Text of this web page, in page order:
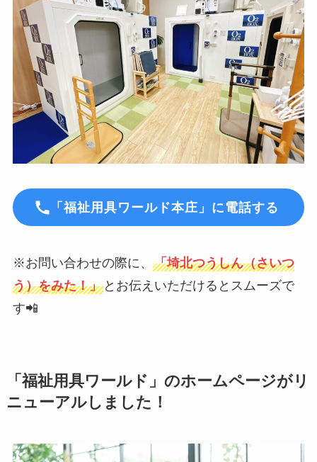
「福祉用具ワールド本庄」に電話する
※お問い合わせの際に、 「埼北つうしん（さいつ
う）をみた！」とお伝えいただけるとスムーズで
す📲
「福祉用具ワールド」のホームページがリ
ニューアルしました！